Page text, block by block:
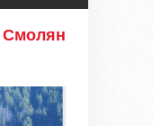
Смолян